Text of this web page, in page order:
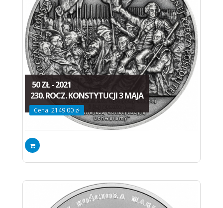
50 ZŁ - 2021
230. ROCZ. KONSTYTUCJI 3 MAJA
Cena: 2149.00 zł